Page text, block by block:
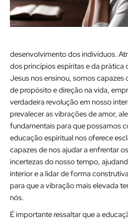
desenvolvimento dos indivíduos.
dos princípios espíritas e da prática
Jesus nos ensinou, somos
de propósito e direção na vida,
verdadeira revolução em nosso
prevalecer as vibrações de amor,
fundamentais para que possamos
educação espiritual nos oferece
capazes de nos ajudar a enfrentar
incertezas do nosso tempo,
interior e a lidar de forma
para que a vibração mais elevada
nós.
É importante ressaltar que a